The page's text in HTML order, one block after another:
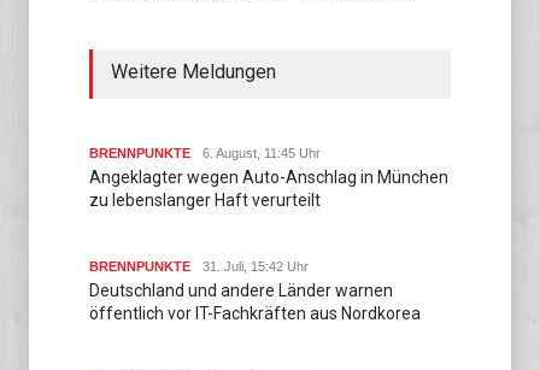
Weitere Meldungen
BRENNPUNKTE 6. August, 11:45 Uhr
Angeklagter wegen Auto-Anschlag in München
zu lebenslanger Haft verurteilt
BRENNPUNKTE 31. Juli, 15:42 Uhr
Deutschland und andere Länder warnen
öffentlich vor IT-Fachkräften aus Nordkorea